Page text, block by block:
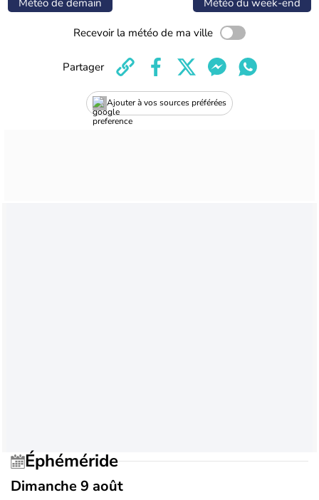
Recevoir la météo de ma ville
Ajouter à vos sources préférées
Partager
Éphéméride
Dimanche 9 août